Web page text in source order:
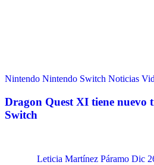
Nintendo Nintendo Switch Noticias
Dragon Quest XI tiene nuevo
Switch
Leticia Martínez Páramo Dic